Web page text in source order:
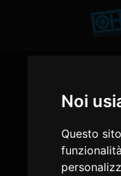
Noi
Questo